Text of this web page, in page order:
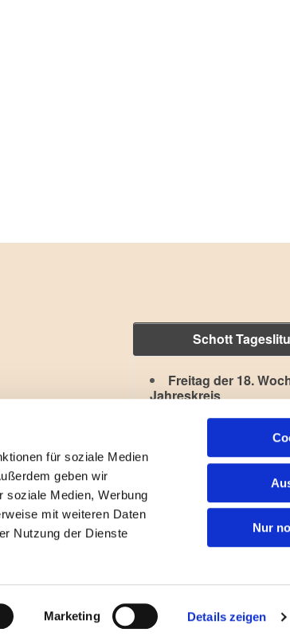
für soziale Medien
geben wir
soziale Medien, Werbung
mit weiteren Daten
Nutzung der Dienste
Marketing Details zeigen
Nur
Schott
Freitag der 18.
Jahreskreis
Lesejahr: A II, Stb: II.
ChurchDesk-Login